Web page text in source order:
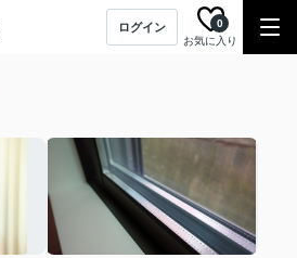
ログイン
お気に入り
0